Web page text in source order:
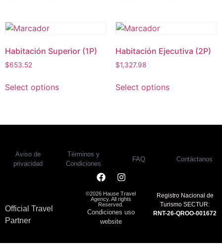
Habitación Superior (1P)
$653.52
Select options
Habitación Ejecutiva (2P)
$1,327.98
Select options
Aviso de
privacidad
Términos y
Condiciones
FAQ Contáctanos
Official Travel
Partner
©2026 Hause Travel
Agency. All rights
Reserved.
Condiciones uso
website
Registro Nacional de
Turismo SECTUR:
RNT-26-QROO-001672